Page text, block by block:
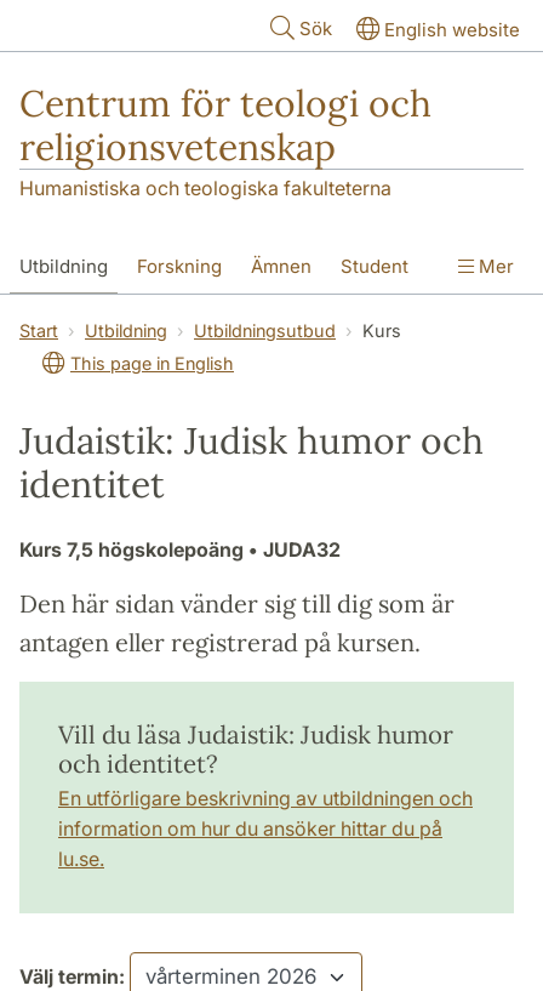
Sök English website
Centrum för teologi och
religionsvetenskap
Humanistiska och teologiska fakulteterna
Utbildning Forskning Ämnen Student
Institutionen
Mer
Start Utbildning Utbildningsutbud
Kurs
This page in English
Judaistik: Judisk humor och
identitet
Kurs 7,5 högskolepoäng • JUDA32
Den här sidan vänder sig till dig som är
antagen eller registrerad på kursen.
Vill du läsa Judaistik: Judisk humor
och identitet?
En utförligare beskrivning av utbildningen och
information om hur du ansöker hittar du på
lu.se.
Välj termin: